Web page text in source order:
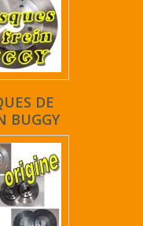
DE
BUGGY